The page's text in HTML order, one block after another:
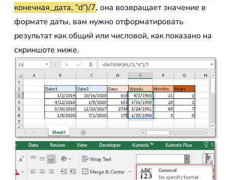
конечная_дата, ”d”)/7, она возвращает значение в
формате даты, вам нужно отформатировать
результат как общий или числовой, как показано на
скриншоте ниже.